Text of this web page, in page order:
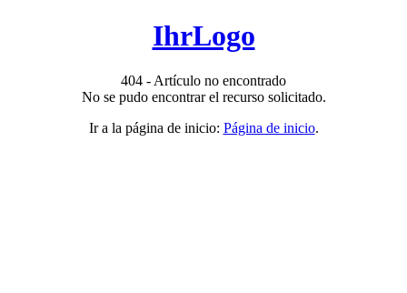
IhrLogo
404 - Artículo no encontrado
No se pudo encontrar el recurso solicitado.
Ir a la página de inicio: Página de inicio.